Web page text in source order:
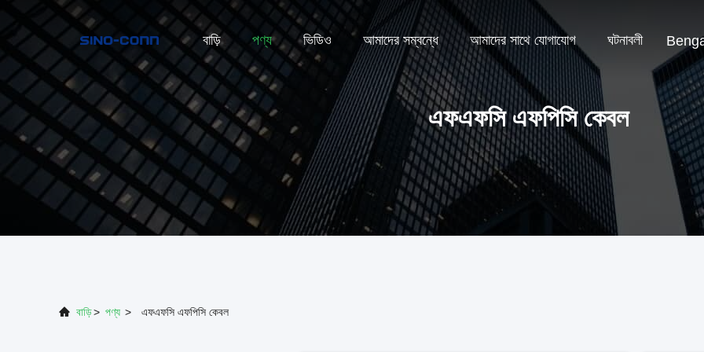
বাড়ি পণ্য ভিডিও আমাদের সম্বন্ধে আমাদের সাথে যোগাযোগ ঘটনাবলী
এফএফসি এফপিসি কেবল
বাড়ি> পণ্য > এফএফসি এফপিসি কেবল